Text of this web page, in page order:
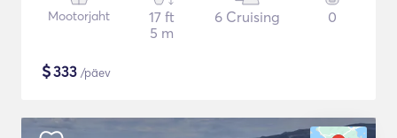
Mootorjaht
17 ft
5 m
6 Cruising 0
$333 /päev